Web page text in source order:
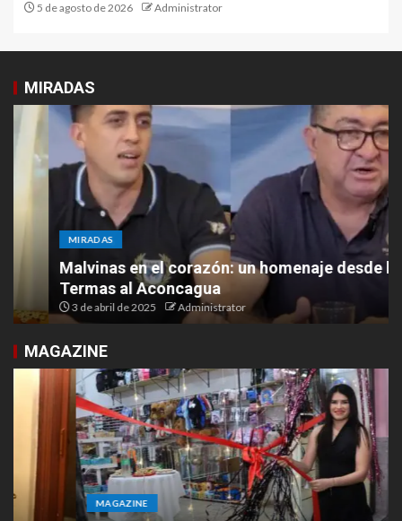
5 de agosto de 2026 Administrator
MIRADAS
MIRADAS
Malvinas en el corazón: un homenaje desde las
Termas al Aconcagua
3 de abril de 2025 Administrator
MAGAZINE
MAGAZINE